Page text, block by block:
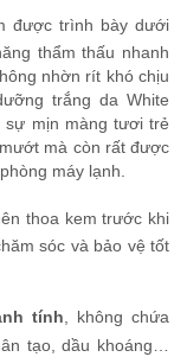
được trình bày dưới
thẩm thấu nhanh
nhờn rít khó chịu
trắng da White
sự mịn màng tươi trẻ
mà còn rất được
máy lạnh.
thoa kem trước khi
sóc và bảo vệ tốt
tính, không chứa
tạo, dầu khoáng…